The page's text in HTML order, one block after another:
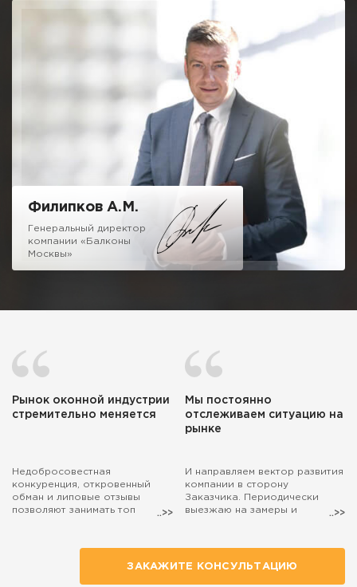
благоустройства балконов и лоджий.
Мне не очень хочется писать про низкие цены, 50% скидки и
10 летнюю гарантию, как это требуют от меня маркетологи,
отмечу одно, мне не стыдно за качество нашей работы.
Можете вызвать десяток компаний сравнивая наш подход и
ценовую политику и убедитесь, что с нами можно и нужно
Надеюсь на честное и взаимовыгодное сотрудничество!
Филипков А.М.
Генеральный директор
компании «Балконы
Москвы»
Рынок оконной индустрии
стремительно меняется
Недобросовестная
конкуренция, откровенный
обман и липовые отзывы
позволяют занимать топ
действительно занятые
полезным делом, остаются на
Мы постоянно
отслеживаем ситуацию на
рынке
И направляем вектор развития
компании в сторону
Заказчика. Периодически
выезжаю на замеры и
балкона выехал лично я, то
просто попросите об этом
ЗАКАЖИТЕ КОНСУЛЬТАЦИЮ